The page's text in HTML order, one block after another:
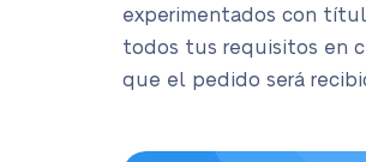
experimentados con
todos tus requisitos en
que el pedido será